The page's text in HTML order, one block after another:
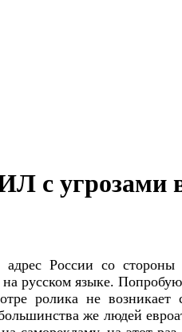
с угрозами
России со стороны
русском языке. Попробую
ролика не возникает
же людей